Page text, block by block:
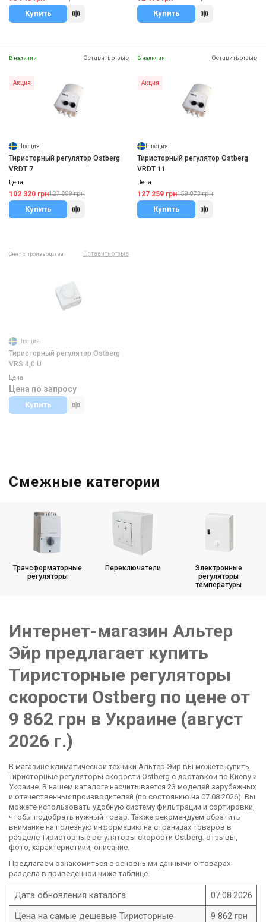
Купить Купить
В наличии Оставить отзыв
Акция
Швеция
Тиристорный регулятор Ostberg
VRDT 7
Цена
102 320 грн127 899 грн
Купить
В наличии Оставить отзыв
Акция
Швеция
Тиристорный регулятор Ostberg
VRDT 11
Цена
127 259 грн159 073 грн
Купить
Снят с производства Оставить отзыв
Швеция
Тиристорный регулятор Ostberg
VRS 4,0 U
Цена
Цена по запросу
Купить
Смежные категории
Трансформаторные
регуляторы
Переключатели
Электронные
регуляторы
температуры
Интернет-магазин Альтер
Эйр предлагает купить
Тиристорные регуляторы
скорости Ostberg по цене от
9 862 грн в Украине (август
2026 г.)
В магазине климатической техники Альтер Эйр вы можете купить
Тиристорные регуляторы скорости Ostberg с доставкой по Киеву и
Украине. В нашем каталоге насчитывается 23 моделей зарубежных
и отечественных производителей (по состоянию на 07.08.2026). Вы
можете использовать удобную систему фильтрации и сортировки,
чтобы подобрать нужный товар. Также рекомендуем обратить
внимание на полезную информацию на страницах товаров в
разделе Тиристорные регуляторы скорости Ostberg: отзывы,
фото, характеристики, описание.
Предлагаем ознакомиться с основными данными о товарах
раздела в приведенной ниже таблице.
Дата обновления каталога
07.08.2026
Цена на самые дешевые Тиристорные
9 862 грн